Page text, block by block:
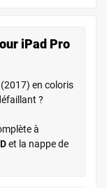
iPad Pro
en coloris
?
à
et la nappe de